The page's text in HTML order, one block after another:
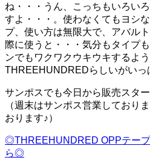
ね・・・うん、こっちもいろい
すよ・・・。使わなくてもヨシ
プ、使い方は無限大で、アバル
際に使うと・・・気分もタイプ
ンでもワクワクウキウキするよ
THREEHUNDREDらしいがいっ
サンポスでも今日から販売スター
（週末はサンポス営業しており
おります♪）
◎THREEHUNDRED OPPテー
ら◎